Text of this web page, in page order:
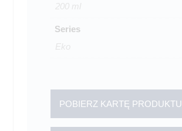
200 ml
Series
Eko
POBIERZ KARTĘ PRODUKTU